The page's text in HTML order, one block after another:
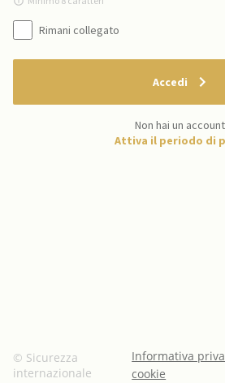
Rimani collegato
Accedi
Non hai un
Attiva il periodo di
© Sicurezza
internazionale
Informativa
cookie